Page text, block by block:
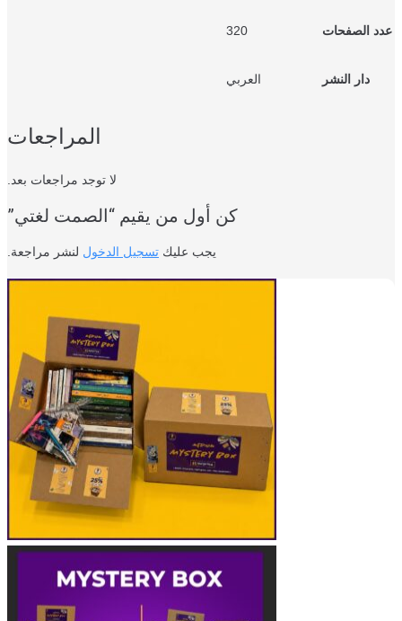
الصفحات
دار النشر العربي
المراجعات
لا توجد مراجعات بعد.
كن أول من يقيم “الصمت لغتي”
يجب عليكتسجيل الدخوللنشر مراجعة.